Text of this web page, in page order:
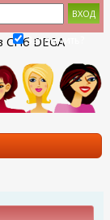
Запомнить?